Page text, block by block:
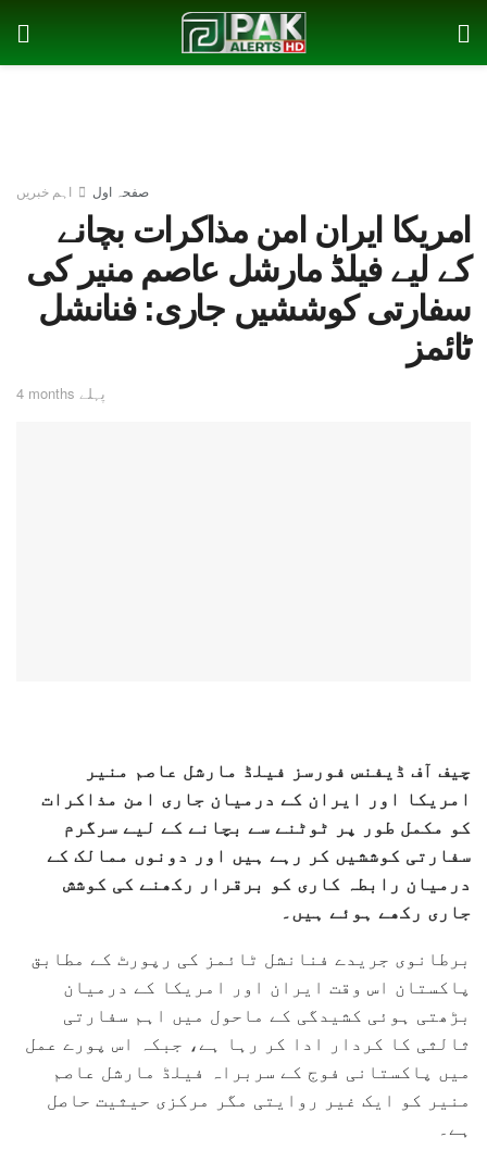
صفحہ اول اہم خبریں
امریکا ایران امن مذاکرات بچانے
کے لیے فیلڈ مارشل عاصم منیر کی
سفارتی کوششیں جاری: فنانشل
ٹائمز
4 months پہلے
چیف آف ڈیفنس فورسز فیلڈ مارشل عاصم منیر
امریکا اور ایران کے درمیان جاری امن مذاکرات
کو مکمل طور پر ٹوٹنے سے بچانے کے لیے سرگرم
سفارتی کوششیں کر رہے ہیں اور دونوں ممالک کے
درمیان رابطہ کاری کو برقرار رکھنے کی کوشش
جاری رکھے ہوئے ہیں۔
برطانوی جریدے فنانشل ٹائمز کی رپورٹ کے مطابق
پاکستان اس وقت ایران اور امریکا کے درمیان
بڑھتی ہوئی کشیدگی کے ماحول میں اہم سفارتی
ثالثی کا کردار ادا کر رہا ہے، جبکہ اس پورے عمل
میں پاکستانی فوج کے سربراہ فیلڈ مارشل عاصم
منیر کو ایک غیر روایتی مگر مرکزی حیثیت حاصل
ہے۔